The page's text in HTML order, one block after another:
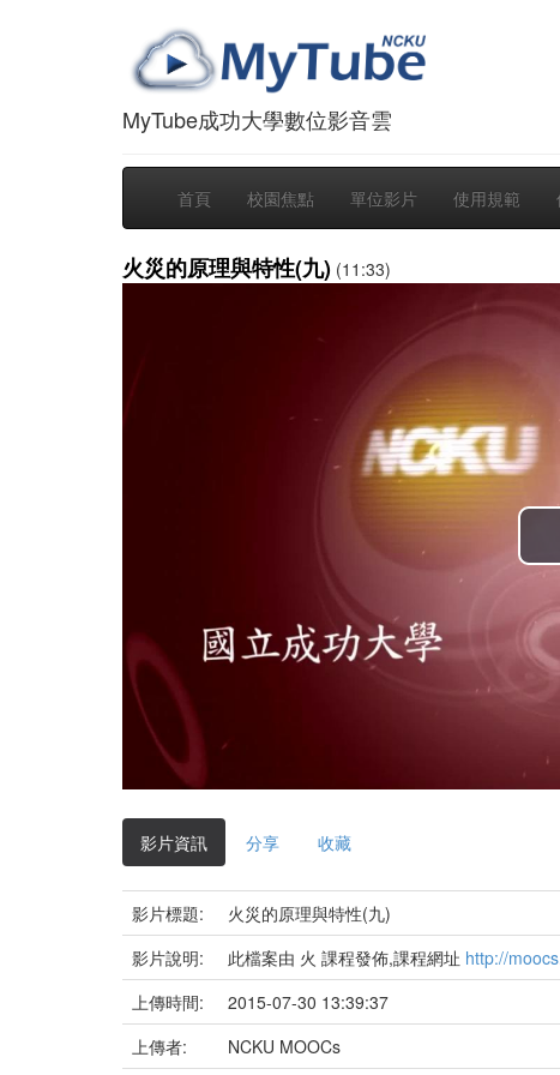
MyTube成功大學數位影音雲
首頁 校園焦點 單位影片 使用規範
火災的原理與特性(九) (11:33)
影片資訊 分享 收藏
影片標題:
火災的原理與特性(九)
影片說明:
此檔案由 火 課程發佈,課程網址 http://
上傳時間:
2015-07-30 13:39:37
上傳者:
NCKU MOOCs